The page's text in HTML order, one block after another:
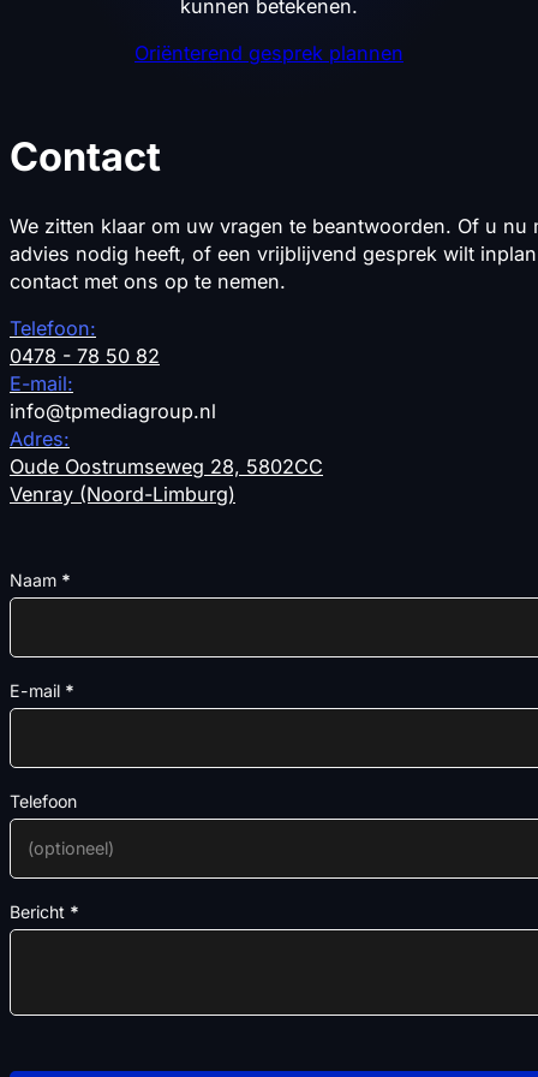
kunnen betekenen.
Oriënterend gesprek plannen
Contact
We zitten klaar om uw vragen te beantwoorden. Of u nu
advies nodig heeft, of een vrijblijvend gesprek wilt
contact met ons op te nemen.
Telefoon:
0478 - 78 50 82
E-mail:
info@tpmediagroup.nl
Adres:
Oude Oostrumseweg 28, 5802CC
Venray (Noord-Limburg)
Naam *
E-mail *
Telefoon
Bericht *